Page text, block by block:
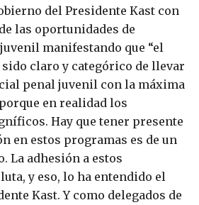
del Presidente Kast con
las oportunidades de
manifestando que “el
claro y categórico de llevar
penal juvenil con la máxima
en realidad los
Hay que tener presente
en estos programas es de un
La adhesión a estos
y eso, lo ha entendido el
Kast. Y como delegados de